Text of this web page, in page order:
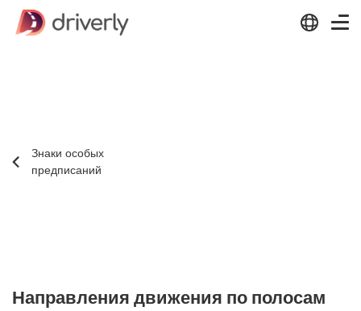
Знаки особых
предписаний
Направления движения по полосам